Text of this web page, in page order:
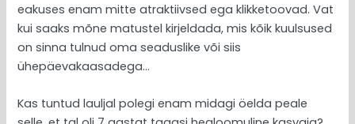
eakuses enam mitte atraktiivsed ega klikketoovad. Vat
kui saaks mõne matustel kirjeldada, mis kõik kuulsused
on sinna tulnud oma seaduslike või siis
ühepäevakaasadega…
Kas tuntud lauljal polegi enam midagi öelda peale